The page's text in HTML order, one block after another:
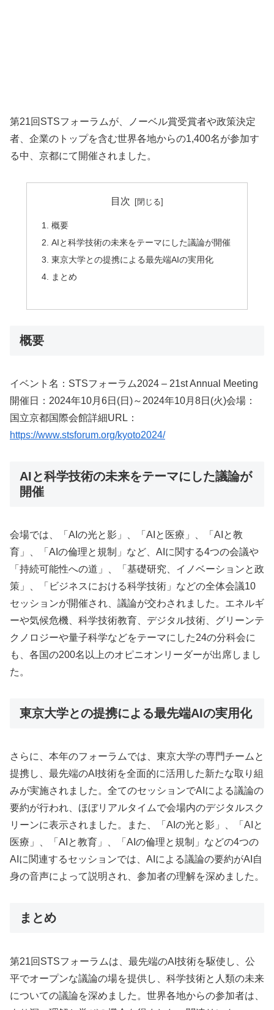
第21回STSフォーラムが、ノーベル賞受賞者や政策決定
者、企業のトップを含む世界各地からの1,400名が参加す
る中、京都にて開催されました。
目次
概要
AIと科学技術の未来をテーマにした議論が開催
東京大学との提携による最先端AIの実用化
まとめ
概要
イベント名：STSフォーラム2024 – 21st Annual Meeting
開催日：2024年10月6日(日)～2024年10月8日(火)会場：
国立京都国際会館詳細URL：
https://www.stsforum.org/kyoto2024/
AIと科学技術の未来をテーマにした議論が
開催
会場では、「AIの光と影」、「AIと医療」、「AIと教
育」、「AIの倫理と規制」など、AIに関する4つの会議や
「持続可能性への道」、「基礎研究、イノベーションと政
策」、「ビジネスにおける科学技術」などの全体会議10
セッションが開催され、議論が交わされました。エネルギ
ーや気候危機、科学技術教育、デジタル技術、グリーンテ
クノロジーや量子科学などをテーマにした24の分科会に
も、各国の200名以上のオピニオンリーダーが出席しまし
た。
東京大学との提携による最先端AIの実用化
さらに、本年のフォーラムでは、東京大学の専門チームと
提携し、最先端のAI技術を全面的に活用した新たな取り組
みが実施されました。全てのセッションでAIによる議論の
要約が行われ、ほぼリアルタイムで会場内のデジタルスク
リーンに表示されました。また、「AIの光と影」、「AIと
医療」、「AIと教育」、「AIの倫理と規制」などの4つの
AIに関連するセッションでは、AIによる議論の要約がAI自
身の音声によって説明され、参加者の理解を深めました。
まとめ
第21回STSフォーラムは、最先端のAI技術を駆使し、公
平でオープンな議論の場を提供し、科学技術と人類の未来
についての議論を深めました。世界各地からの参加者は、